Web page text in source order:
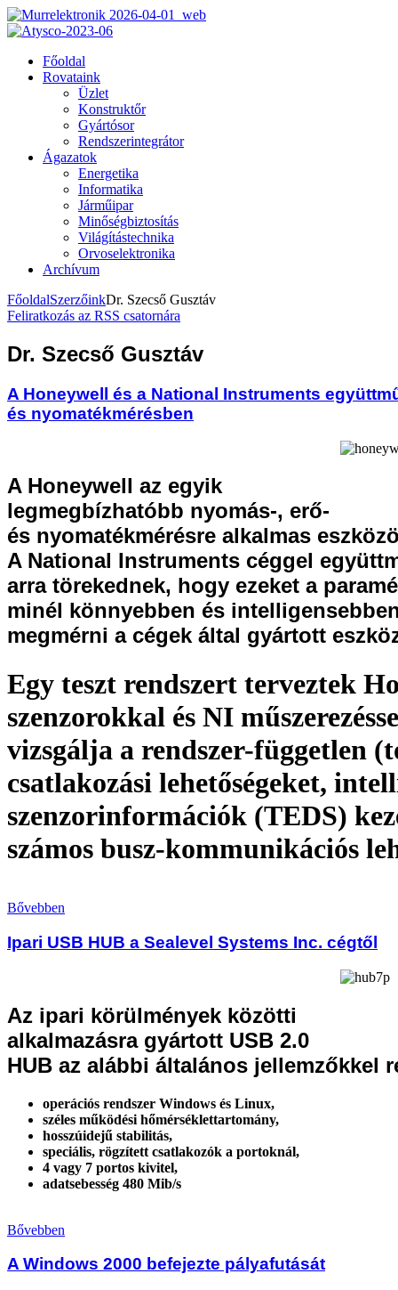
Főoldal
Rovataink
Üzlet
Konstruktőr
Gyártósor
Rendszerintegrátor
Ágazatok
Energetika
Informatika
Járműipar
Minőségbiztosítás
Világítástechnika
Orvoselektronika
Archívum
FőoldalSzerzőinkDr. Szecső Gusztáv
Feliratkozás az RSS csatornára
Dr. Szecső Gusztáv
A Honeywell és a National Instruments
és nyomatékmérésben
A Honeywell az egyik
legmegbízhatóbb nyomás-, erő-
és nyomatékmérésre alkalmas
A National Instruments céggel
arra törekednek, hogy ezeket a
minél könnyebben és
megmérni a cégek által gyártott
Egy teszt rendszert terveztek
szenzorokkal és NI
vizsgálja a rendszer-független
csatlakozási lehetőségeket,
szenzorinformációk (TEDS)
számos busz-kommunikációs
Bővebben
Ipari USB HUB a Sealevel Systems Inc. cégtől
Az ipari körülmények közötti
alkalmazásra gyártott USB 2.0
HUB az alábbi általános jellemzőkkel
operációs rendszer Windows és Linux,
széles működési hőmérséklettartomány,
hosszúidejű stabilitás,
speciális, rögzített csatlakozók a portoknál,
4 vagy 7 portos kivitel,
adatsebesség 480 Mib/s
Bővebben
A Windows 2000 befejezte pályafutását